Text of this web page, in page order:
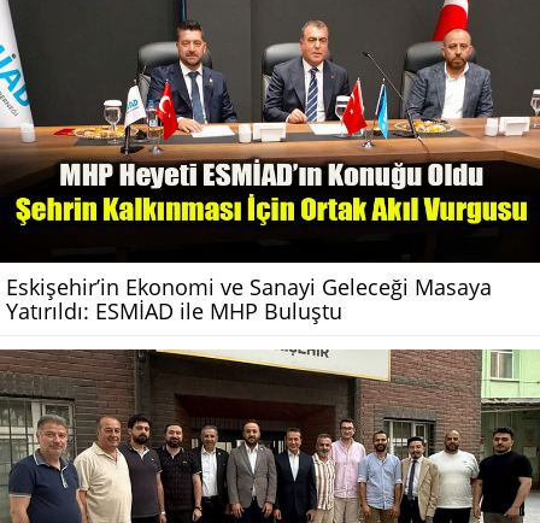
Eskişehir’in Ekonomi ve Sanayi Geleceği Masaya
Yatırıldı: ESMİAD ile MHP Buluştu